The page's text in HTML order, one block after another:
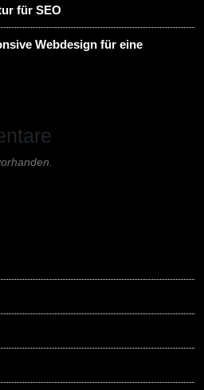
für SEO
Webdesign für eine